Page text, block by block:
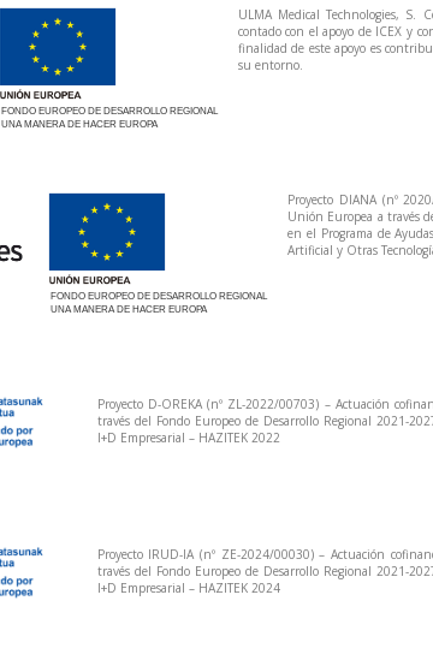
FONDO EUROPEO DE DESARROLLO REGIONAL
UNA MANERA DE HACER EUROPA
ULMA Medical Technologies, S.
contado con el apoyo de ICEX y
finalidad de este apoyo es
su entorno.
FONDO EUROPEO DE DESARROLLO REGIONAL
UNA MANERA DE HACER EUROPA
Proyecto DIANA (nº
Unión Europea a través
en el Programa de
Artificial y Otras
Proyecto D-OREKA (nº ZL-2022/00703) – Actuación
través del Fondo Europeo de Desarrollo Regional 2021-
I+D Empresarial – HAZITEK 2022
Proyecto IRUD-IA (nº ZE-2024/00030) – Actuación
través del Fondo Europeo de Desarrollo Regional 2021-
I+D Empresarial – HAZITEK 2024